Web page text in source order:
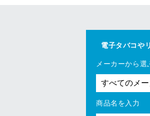
電子タバコや
メーカーから選
商品名を入力